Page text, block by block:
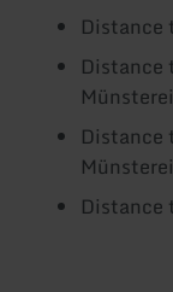
Distance
Distance
Distance
Distance